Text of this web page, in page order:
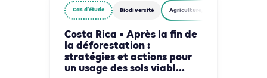
Cas d'étude Biodiversité Agriculture, Foresterie et Usages
Costa Rica • Après la fin de
la déforestation :
stratégies et actions pour
un usage des sols viabl...